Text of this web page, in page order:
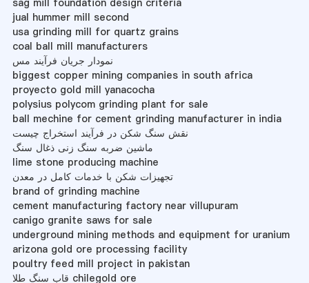
sag mill foundation design criteria
jual hummer mill second
usa grinding mill for quartz grains
coal ball mill manufacturers
نمودار جریان فرآیند مس
biggest copper mining companies in south africa
proyecto gold mill yanacocha
polysius polycom grinding plant for sale
ball mechine for cement grinding manufacturer in india
نقش سنگ شکن در فرآیند استخراج چیست
ماشین ضربه سنگ زنی ذغال سنگ
lime stone producing machine
تجهیزات شکن با خدمات کامل در معدن
brand of grinding machine
cement manufacturing factory near villupuram
canigo granite saws for sale
underground mining methods and equipment for uranium
arizona gold ore processing facility
poultry feed mill project in pakistan
قاب سنگ طلا chilegold ore